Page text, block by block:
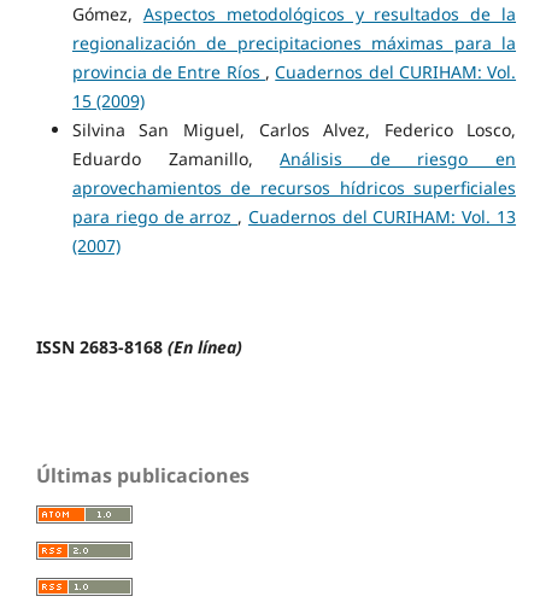
Gómez, Aspectos metodológicos y resultados de la
regionalización de precipitaciones máximas para la
provincia de Entre Ríos ,Cuadernos del CURIHAM: Vol.
15 (2009)
Silvina San Miguel, Carlos Alvez, Federico Losco,
Eduardo Zamanillo,Análisis de riesgo en
aprovechamientos de recursos hídricos superficiales
para riego de arroz , Cuadernos del CURIHAM: Vol. 13
(2007)
ISSN 2683-8168 (En línea)
Últimas publicaciones